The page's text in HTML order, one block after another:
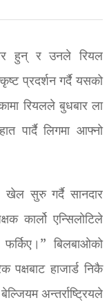
हुन् र उनले रियल
प्रदर्शन गर्दै यसको
रियलले बुधबार ला
पार्दै लिगमा आफ्नो
खेल सुरु गर्दै सानदार
कार्लो एन्सिलोटिले
फर्किए।” बिलबाओको
हाजार्ड निकै
अन्तर्राष्ट्रियले